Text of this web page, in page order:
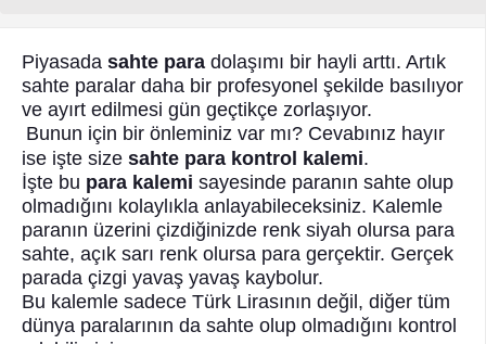
Piyasada sahte para dolaşımı bir hayli arttı. Artık
sahte paralar daha bir profesyonel şekilde basılıyor
ve ayırt edilmesi gün geçtikçe zorlaşıyor.
Bunun için bir önleminiz var mı? Cevabınız hayır
ise işte size sahte para kontrol kalemi.
İşte bu para kalemi sayesinde paranın sahte olup
olmadığını kolaylıkla anlayabileceksiniz. Kalemle
paranın üzerini çizdiğinizde renk siyah olursa para
sahte, açık sarı renk olursa para gerçektir. Gerçek
parada çizgi yavaş yavaş kaybolur.
Bu kalemle sadece Türk Lirasının değil, diğer tüm
dünya paralarının da sahte olup olmadığını kontrol